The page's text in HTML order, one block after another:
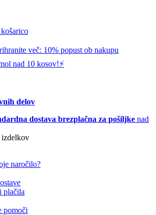
več: 10% popust ob nakupu
nad 10 kosov!⚡️
delov
dostava brezplačna za pošiljke nad
izdelkov
naročilo?
plačila
pomoči